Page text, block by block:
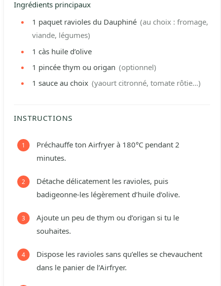
Ingrédients principaux
1 paquet ravioles du Dauphiné (au choix : fromage,
viande, légumes)
1 càs huile d’olive
1 pincée thym ou origan (optionnel)
1 sauce au choix (yaourt citronné, tomate rôtie…)
INSTRUCTIONS
Préchauffe ton Airfryer à 180°C pendant 2
minutes.
Détache délicatement les ravioles, puis
badigeonne-les légèrement d’huile d’olive.
Ajoute un peu de thym ou d’origan si tu le
souhaites.
Dispose les ravioles sans qu’elles se chevauchent
dans le panier de l’Airfryer.